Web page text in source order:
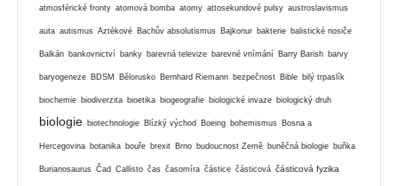
atmosférické fronty atomová bomba atomy attosekundové pulsy austroslavismus
auta autismus Aztékové Bachův absolutismus Bajkonur bakterie balistické nosiče
Balkán bankovnictví banky barevná televize barevné vnímání Barry Barish barvy
baryogeneze BDSM Bělorusko Bernhard Riemann bezpečnost Bible bilý trpaslík
biochemie biodiverzita bioetika biogeografie biologické invaze biologický druh
biologie biotechnologie Blízký východ Boeing bohemismus Bosna a
Hercegovina botanika bouře brexit Brno budoucnost Země buněčná biologie buňka
Burianosaurus Čad Callisto čas časomíra částice částicová částicová fyzika